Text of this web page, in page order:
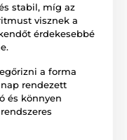
stabil, míg az
visznek a
érdekesebbé
a forma
rendezett
és könnyen